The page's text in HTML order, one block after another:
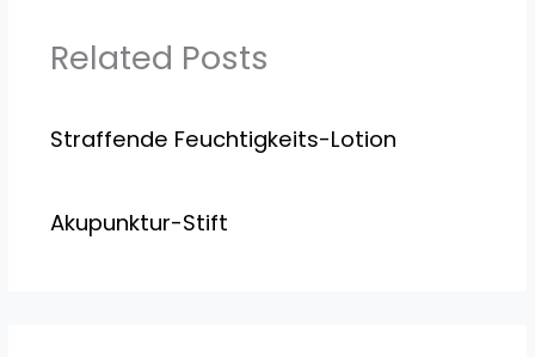
Related Posts
Straffende Feuchtigkeits-Lotion
Akupunktur-Stift